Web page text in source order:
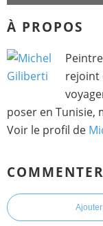
À PROPOS
rejoint
poser en Tunisie,
Voir le profil de